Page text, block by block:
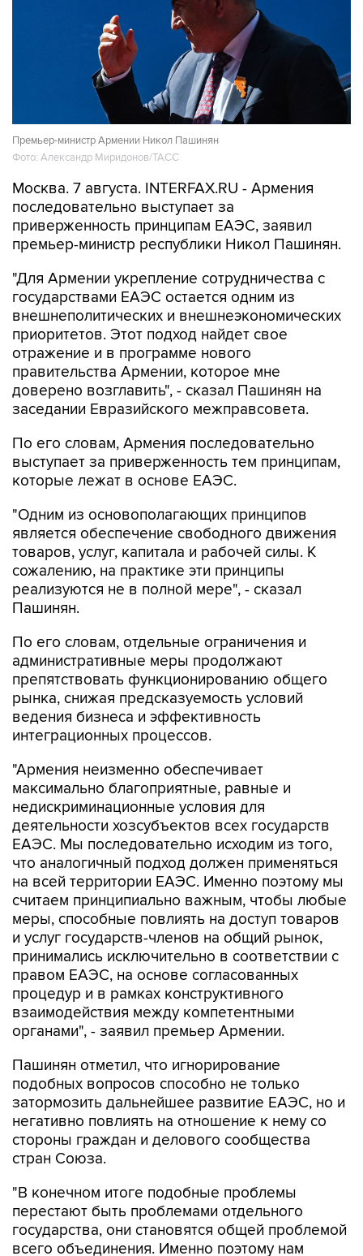
Премьер-министр Армении Никол Пашинян
Фото: Александр Миридонов/ТАСС
Москва. 7 августа. INTERFAX.RU - Армения
последовательно выступает за
приверженность принципам ЕАЭС, заявил
премьер-министр республики Никол Пашинян.
"Для Армении укрепление сотрудничества с
государствами ЕАЭС остается одним из
внешнеполитических и внешнеэкономических
приоритетов. Этот подход найдет свое
отражение и в программе нового
правительства Армении, которое мне
доверено возглавить", - сказал Пашинян на
заседании Евразийского межправсовета.
По его словам, Армения последовательно
выступает за приверженность тем принципам,
которые лежат в основе ЕАЭС.
"Одним из основополагающих принципов
является обеспечение свободного движения
товаров, услуг, капитала и рабочей силы. К
сожалению, на практике эти принципы
реализуются не в полной мере", - сказал
Пашинян.
По его словам, отдельные ограничения и
административные меры продолжают
препятствовать функционированию общего
рынка, снижая предсказуемость условий
ведения бизнеса и эффективность
интеграционных процессов.
"Армения неизменно обеспечивает
максимально благоприятные, равные и
недискриминационные условия для
деятельности хозсубъектов всех государств
ЕАЭС. Мы последовательно исходим из того,
что аналогичный подход должен применяться
на всей территории ЕАЭС. Именно поэтому мы
считаем принципиально важным, чтобы любые
меры, способные повлиять на доступ товаров
и услуг государств-членов на общий рынок,
принимались исключительно в соответствии с
правом ЕАЭС, на основе согласованных
процедур и в рамках конструктивного
взаимодействия между компетентными
органами", - заявил премьер Армении.
Пашинян отметил, что игнорирование
подобных вопросов способно не только
затормозить дальнейшее развитие ЕАЭС, но и
негативно повлиять на отношение к нему со
стороны граждан и делового сообщества
стран Союза.
"В конечном итоге подобные проблемы
перестают быть проблемами отдельного
государства, они становятся общей проблемой
всего объединения. Именно поэтому нам